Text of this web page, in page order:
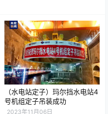
（水电站定子）玛尔挡水电站4
号机组定子吊装成功
2023年11月06日